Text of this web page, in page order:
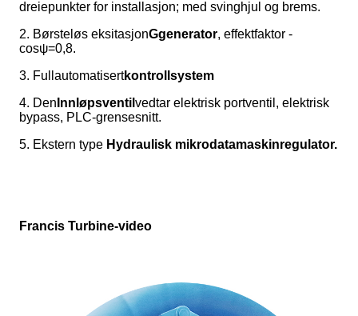
dreiepunkter for installasjon; med svinghjul og brems.
2. Børsteløs eksitasjonGgenerator, effektfaktor -
cosψ=0,8.
3. Fullautomatisertkontrollsystem
4. Den Innløpsventil vedtar elektrisk portventil, elektrisk
bypass, PLC-grensesnitt.
5. Ekstern type Hydraulisk mikrodatamaskinregulator.
Francis Turbine-video